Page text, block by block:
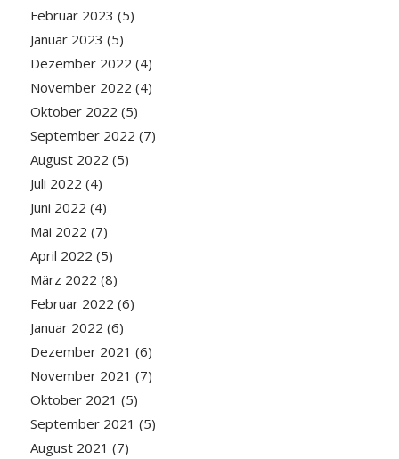
Februar 2023 (5)
Januar 2023 (5)
Dezember 2022 (4)
November 2022 (4)
Oktober 2022 (5)
September 2022 (7)
August 2022 (5)
Juli 2022 (4)
Juni 2022 (4)
Mai 2022 (7)
April 2022 (5)
März 2022 (8)
Februar 2022 (6)
Januar 2022 (6)
Dezember 2021 (6)
November 2021 (7)
Oktober 2021 (5)
September 2021 (5)
August 2021 (7)